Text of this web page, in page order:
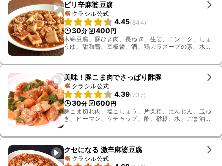
ピリ辛麻婆豆腐
クラシル公式
4.45(844)
30分 400 円
木綿豆腐、豚ひき肉、長ねぎ、生姜、ニンニク、しょ
うゆ、甜麺醤、豆板醤、酒、鶏ガラスープの素、水、
美味！豚こま肉でさっぱり酢豚
クラシル公式
4.39(737)
30分 600 円
豚こま切れ肉、塩こしょう、片栗粉、にんじん、玉ね
ぎ、ピーマン、ケチャップ、酢、砂糖、水、ごま油、
クセになる 激辛麻婆豆腐
クラシル公式